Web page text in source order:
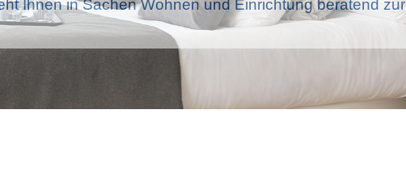
Ihnen in Sachen Wohnen und Einrichtung beratend zur